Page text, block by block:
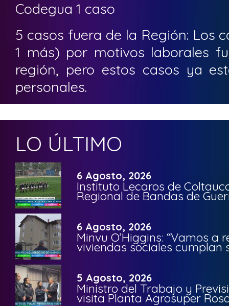
Codegua 1 caso
5 casos fuera de la Región: Los
1 más) por motivos laborales
región, pero estos casos ya
personales.
LO ÚLTIMO
6 Agosto, 2026
Instituto Lecaros de
Regional de Bandas de
6 Agosto, 2026
Minvu O’Higgins: “Vamos a
viviendas sociales cumplan
5 Agosto, 2026
Ministro del Trabajo y
visita Planta Agrosuper